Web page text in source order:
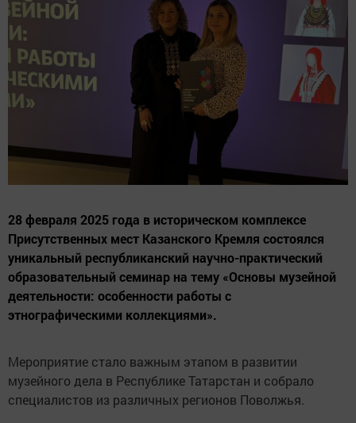
28 февраля 2025 года в историческом комплексе
Присутственных мест Казанского Кремля состоялся
уникальный республиканский научно-практический
образовательный семинар на тему «Основы музейной
деятельности: особенности работы с
этнографическими коллекциями».
Мероприятие стало важным этапом в развитии
музейного дела в Республике Татарстан и собрало
специалистов из различных регионов Поволжья.